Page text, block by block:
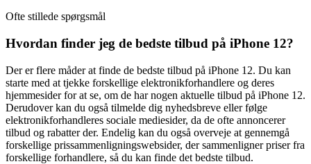
Ofte stillede spørgsmål
Hvordan finder jeg de bedste tilbud på iPhone 12?
Der er flere måder at finde de bedste tilbud på iPhone 12. Du kan
starte med at tjekke forskellige elektronikforhandlere og deres
hjemmesider for at se, om de har nogen aktuelle tilbud på iPhone 12.
Derudover kan du også tilmelde dig nyhedsbreve eller følge
elektronikforhandleres sociale mediesider, da de ofte annoncerer
tilbud og rabatter der. Endelig kan du også overveje at gennemgå
forskellige prissammenligningswebsider, der sammenligner priser fra
forskellige forhandlere, så du kan finde det bedste tilbud.